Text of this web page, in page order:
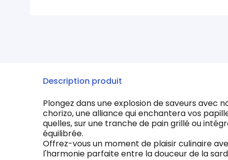
Description produit
Plongez dans une explosion de saveurs
chorizo, une alliance qui enchantera vos
quelles, sur une tranche de pain grillé ou
équilibrée.
Offrez-vous un moment de plaisir culinaire
l'harmonie parfaite entre la douceur de la